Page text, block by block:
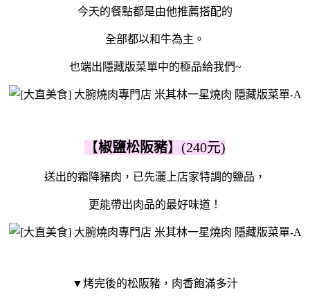
今天的餐點都是由他推薦搭配的
全部都以和牛為主。
也端出隱藏版菜單中的極品給我們~
【椒鹽松阪豬】(240元)
送出的霜降豬肉， 已先灑上店家特調的鹽品，
更能帶出肉品的最好味道！
▼烤完後的松阪豬， 肉香飽滿多汁